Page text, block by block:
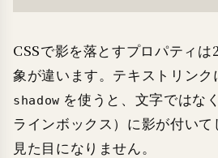
CSSで影を落とすプロパティ
象が違います。テキストリンク
shadow を使うと、文字ではな
ラインボックス）に影が付い
見た目になりません。